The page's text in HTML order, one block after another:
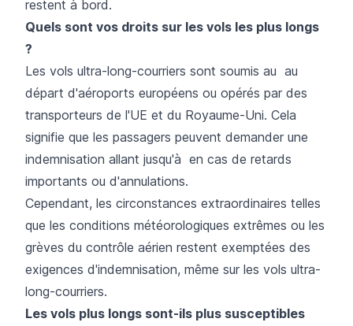
restent à bord.
Quels sont vos droits sur les vols les plus longs
?
Les vols ultra-long-courriers sont soumis au au
départ d'aéroports européens ou opérés par des
transporteurs de l'UE et du Royaume-Uni. Cela
signifie que les passagers peuvent demander une
indemnisation allant jusqu'à en cas de retards
importants ou d'annulations.
Cependant, les circonstances extraordinaires telles
que les conditions météorologiques extrêmes ou les
grèves du contrôle aérien restent exemptées des
exigences d'indemnisation, même sur les vols ultra-
long-courriers.
Les vols plus longs sont-ils plus susceptibles